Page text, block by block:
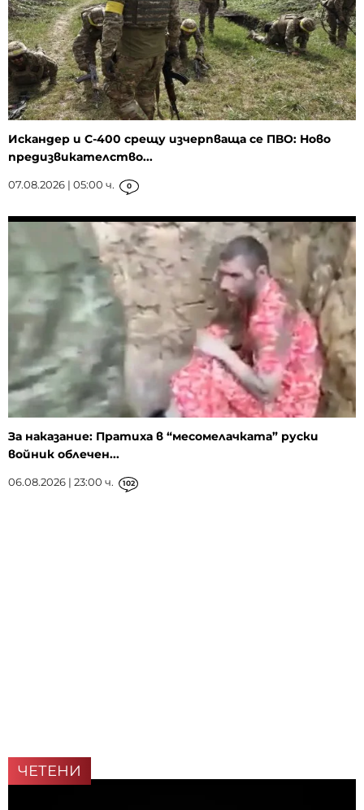
Искандер и С-400 срещу изчерпваща се ПВО: Ново
предизвикателство...
07.08.2026 | 05:00 ч. 0
За наказание: Пратиха в “месомелачката” руски
войник облечен...
06.08.2026 | 23:00 ч. 102
ЧЕТЕНИ